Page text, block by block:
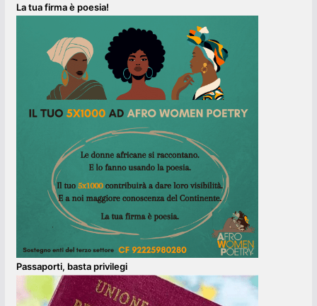
La tua firma è poesia!
Passaporti, basta privilegi